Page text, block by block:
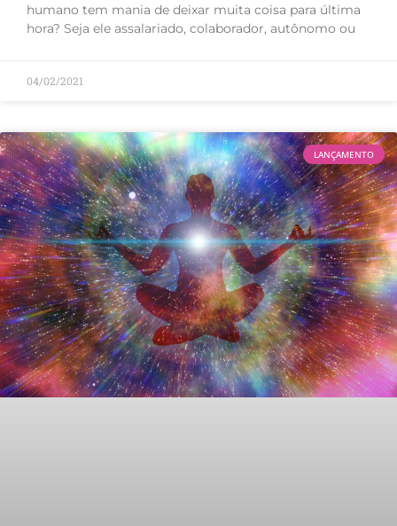
humano tem mania de deixar muita coisa para última
hora? Seja ele assalariado, colaborador, autônomo ou
04/02/2021
LANÇAMENTO